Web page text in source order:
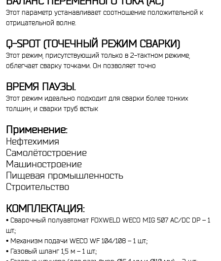
Этот параметр устанавливает соотношение положительной к
отрицательной волне.
Q-SPOT (ТОЧЕЧНЫЙ РЕЖИМ СВАРКИ)
Этот режим, присутствующий только в 2-тактном режиме,
облегчает сварку точками. Он позволяет точно
ВРЕМЯ ПАУЗЫ.
Этот режим идеально подходит для сварки более тонких
толщин, и сварки труб встык
Применение:
Нефтехимия
Самолётостроение
Машиностроение
Пищевая промышленность
Строительство
КОМПЛЕКТАЦИЯ:
• Сварочный полуавтомат FOXWELD WECO MIG 507 AC/DC DP – 1
шт.;
• Механизм подачи WECO WF 104/108 – 1 шт.;
• Газовый шланг 1,5 м – 1 шт.;